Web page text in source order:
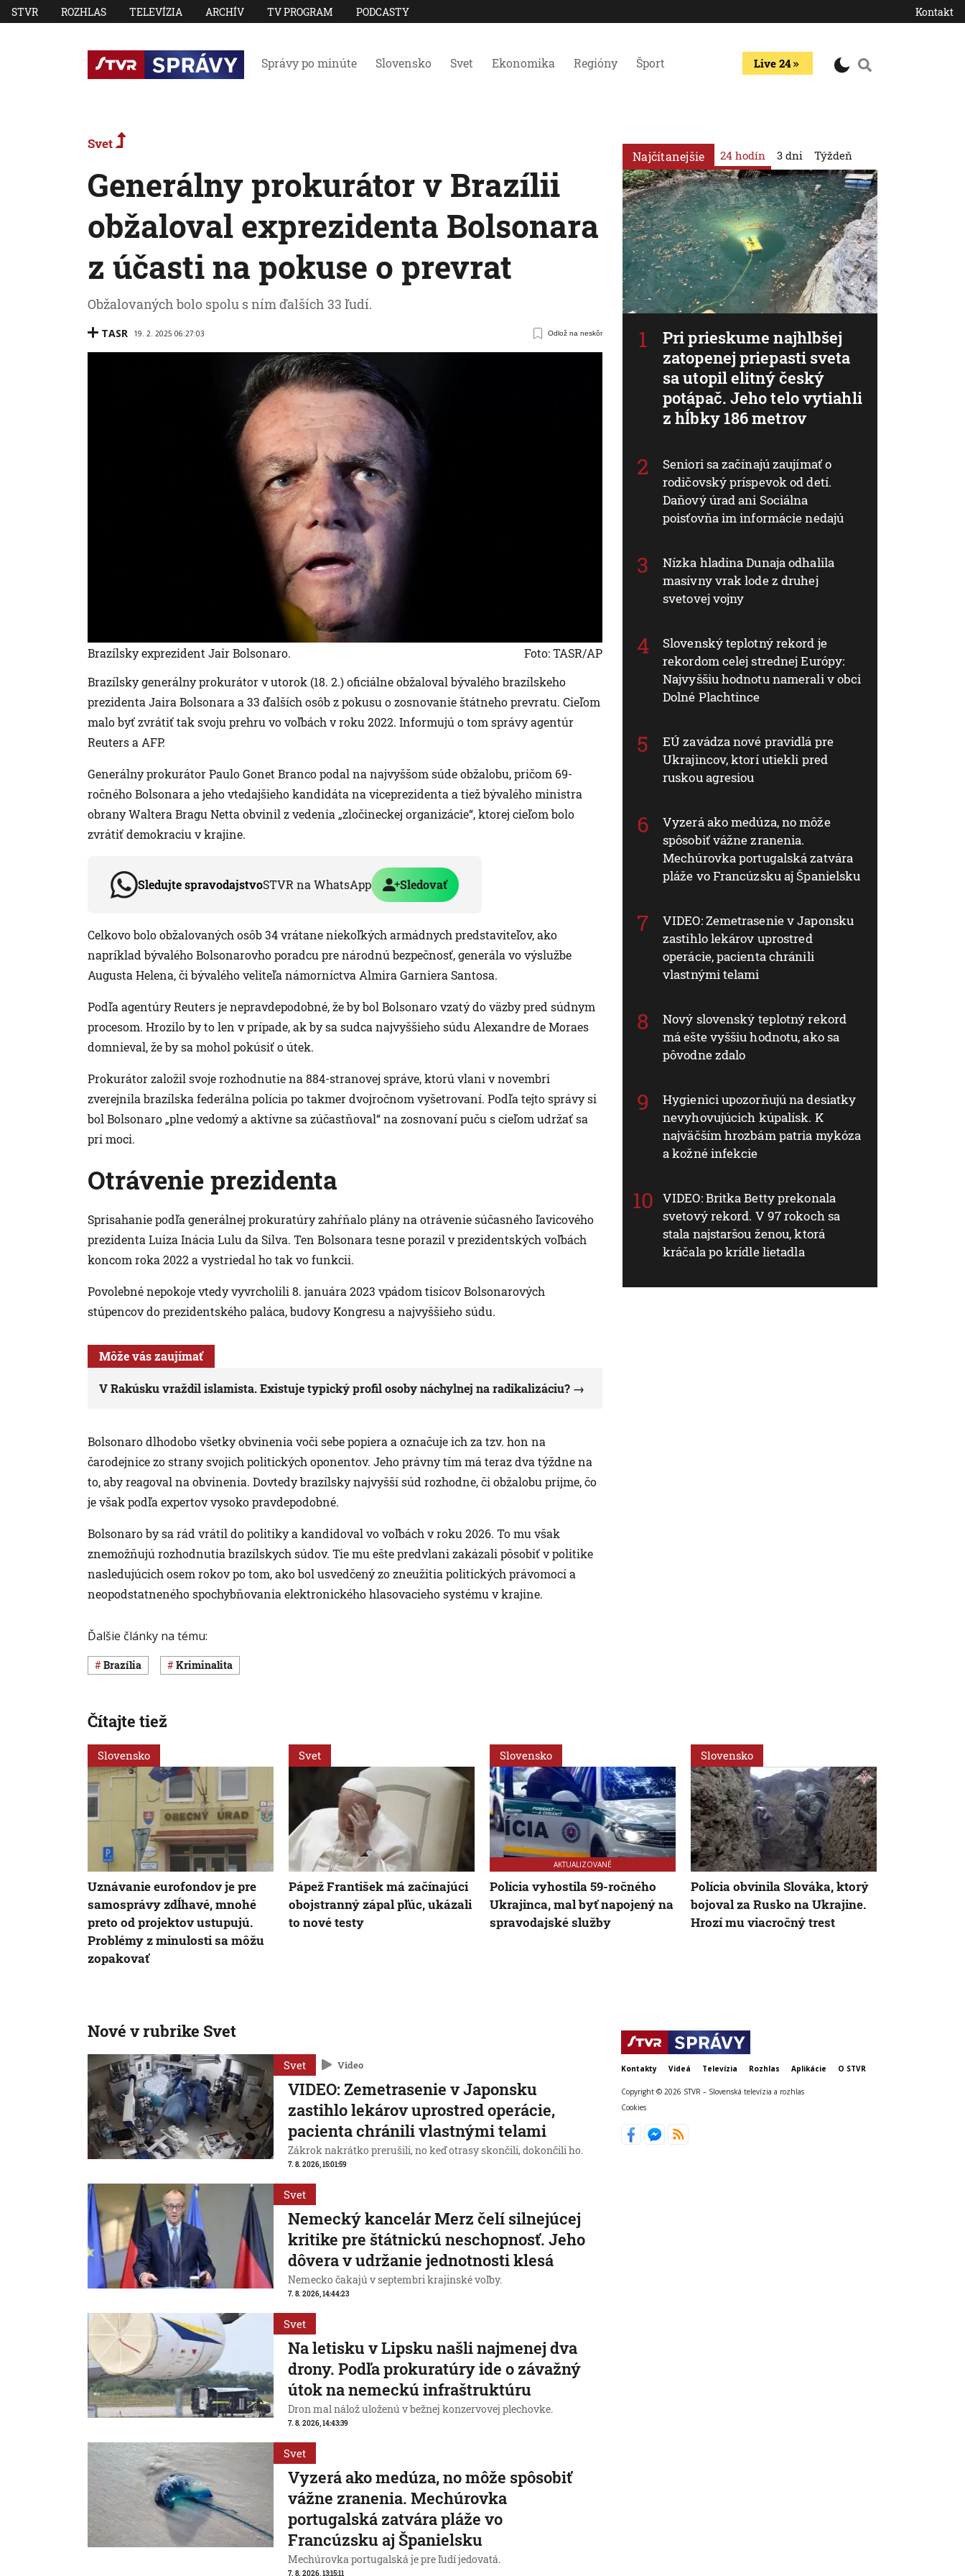
STVR ROZHLAS TELEVÍZIA ARCHÍV TV PROGRAM PODCASTY Kontakt
Správy po minúte Slovensko Svet Ekonomika Regióny Šport Live 24
Svet
Generálny prokurátor v Brazílii
obžaloval exprezidenta Bolsonara
z účasti na pokuse o prevrat
Obžalovaných bolo spolu s ním ďalších 33 ľudí.
TASR 19. 2. 2025 06:27:03 Odlož na neskôr
Brazílsky exprezident Jair Bolsonaro.
Foto: TASR/AP
Brazílsky generálny prokurátor v utorok (18. 2.) oficiálne obžaloval bývalého brazílskeho
prezidenta Jaira Bolsonara a 33 ďalších osôb z pokusu o zosnovanie štátneho prevratu. Cieľom
malo byť zvrátiť tak svoju prehru vo voľbách v roku 2022. Informujú o tom správy agentúr
Reuters a AFP.
Generálny prokurátor Paulo Gonet Branco podal na najvyššom súde obžalobu, pričom 69-
ročného Bolsonara a jeho vtedajšieho kandidáta na viceprezidenta a tiež bývalého ministra
obrany Waltera Bragu Netta obvinil z vedenia „zločineckej organizácie“, ktorej cieľom bolo
zvrátiť demokraciu v krajine.
Sledujte spravodajstvoSTVR na WhatsApp Sledovať
Celkovo bolo obžalovaných osôb 34 vrátane niekoľkých armádnych predstaviteľov, ako
napríklad bývalého Bolsonarovho poradcu pre národnú bezpečnosť, generála vo výslužbe
Augusta Helena, či bývalého veliteľa námorníctva Almira Garniera Santosa.
Podľa agentúry Reuters je nepravdepodobné, že by bol Bolsonaro vzatý do väzby pred súdnym
procesom. Hrozilo by to len v prípade, ak by sa sudca najvyššieho súdu Alexandre de Moraes
domnieval, že by sa mohol pokúsiť o útek.
Prokurátor založil svoje rozhodnutie na 884-stranovej správe, ktorú vlani v novembri
zverejnila brazílska federálna polícia po takmer dvojročnom vyšetrovaní. Podľa tejto správy si
bol Bolsonaro „plne vedomý a aktívne sa zúčastňoval“ na zosnovaní puču s cieľom udržať sa
pri moci.
Otrávenie prezidenta
Sprisahanie podľa generálnej prokuratúry zahŕňalo plány na otrávenie súčasného ľavicového
prezidenta Luiza Inácia Lulu da Silva. Ten Bolsonara tesne porazil v prezidentských voľbách
koncom roka 2022 a vystriedal ho tak vo funkcii.
Povolebné nepokoje vtedy vyvrcholili 8. januára 2023 vpádom tisícov Bolsonarových
stúpencov do prezidentského paláca, budovy Kongresu a najvyššieho súdu.
Môže vás zaujímať
V Rakúsku vraždil islamista. Existuje typický profil osoby náchylnej na radikalizáciu?
Bolsonaro dlhodobo všetky obvinenia voči sebe popiera a označuje ich za tzv. hon na
čarodejnice zo strany svojich politických oponentov. Jeho právny tím má teraz dva týždne na
to, aby reagoval na obvinenia. Dovtedy brazílsky najvyšší súd rozhodne, či obžalobu prijme, čo
je však podľa expertov vysoko pravdepodobné.
Bolsonaro by sa rád vrátil do politiky a kandidoval vo voľbách v roku 2026. To mu však
znemožňujú rozhodnutia brazílskych súdov. Tie mu ešte predvlani zakázali pôsobiť v politike
nasledujúcich osem rokov po tom, ako bol usvedčený zo zneužitia politických právomocí a
neopodstatneného spochybňovania elektronického hlasovacieho systému v krajine.
Ďalšie články na tému:
Brazília Kriminalita
Najčítanejšie 24 hodín
Pri prieskume najhlbšej
zatopenej priepasti sveta
sa utopil elitný český
potápač. Jeho telo vytiahli
z hĺbky 186 metrov
Seniori sa začínajú zaujímať o
rodičovský príspevok od detí.
Daňový úrad ani Sociálna
poisťovňa im informácie nedajú
Nízka hladina Dunaja odhalila
masívny vrak lode z druhej
svetovej vojny
Slovenský teplotný rekord je
rekordom celej strednej Európy:
Najvyššiu hodnotu namerali v obci
Dolné Plachtince
EÚ zavádza nové pravidlá pre
Ukrajincov, ktorí utiekli pred
ruskou agresiou
Vyzerá ako medúza, no môže
spôsobiť vážne zranenia.
Mechúrovka portugalská zatvára
pláže vo Francúzsku aj Španielsku
VIDEO: Zemetrasenie v Japonsku
zastihlo lekárov uprostred
operácie, pacienta chránili
vlastnými telami
Nový slovenský teplotný rekord
má ešte vyššiu hodnotu, ako sa
pôvodne zdalo
Hygienici upozorňujú na desiatky
nevyhovujúcich kúpalísk. K
najväčším hrozbám patria mykóza
a kožné infekcie
VIDEO: Britka Betty prekonala
svetový rekord. V 97 rokoch sa
stala najstaršou ženou, ktorá
kráčala po krídle lietadla
3 dni Týždeň
Čítajte tiež
Slovensko
Uznávanie eurofondov je pre
samosprávy zdĺhavé, mnohé
preto od projektov ustupujú.
Problémy z minulosti sa môžu
zopakovať
Svet
Pápež František má začínajúci
obojstranný zápal pľúc, ukázali
to nové testy
Slovensko
AKTUALIZOVANÉ
Polícia vyhostila 59-ročného
Ukrajinca, mal byť napojený na
spravodajské služby
Slovensko
Polícia obvinila Slováka, ktorý
bojoval za Rusko na Ukrajine.
Hrozí mu viacročný trest
Nové v rubrike Svet
Svet Video
VIDEO: Zemetrasenie v Japonsku
zastihlo lekárov uprostred operácie,
pacienta chránili vlastnými telami
Zákrok nakrátko prerušili, no keď otrasy skončili, dokončili ho.
7. 8. 2026, 15:01:59
Svet
Nemecký kancelár Merz čelí silnejúcej
kritike pre štátnickú neschopnosť. Jeho
dôvera v udržanie jednotnosti klesá
Nemecko čakajú v septembri krajinské voľby.
7. 8. 2026, 14:44:23
Svet
Na letisku v Lipsku našli najmenej dva
drony. Podľa prokuratúry ide o závažný
útok na nemeckú infraštruktúru
Dron mal nálož uloženú v bežnej konzervovej plechovke.
7. 8. 2026, 14:43:39
Svet
Vyzerá ako medúza, no môže spôsobiť
vážne zranenia. Mechúrovka
portugalská zatvára pláže vo
Francúzsku aj Španielsku
Mechúrovka portugalská je pre ľudí jedovatá.
7. 8. 2026, 13:15:11
Kontakty Videá Televízia Rozhlas Aplikácie O STVR
Copyright © 2026 STVR – Slovenská televízia a rozhlas
Cookies